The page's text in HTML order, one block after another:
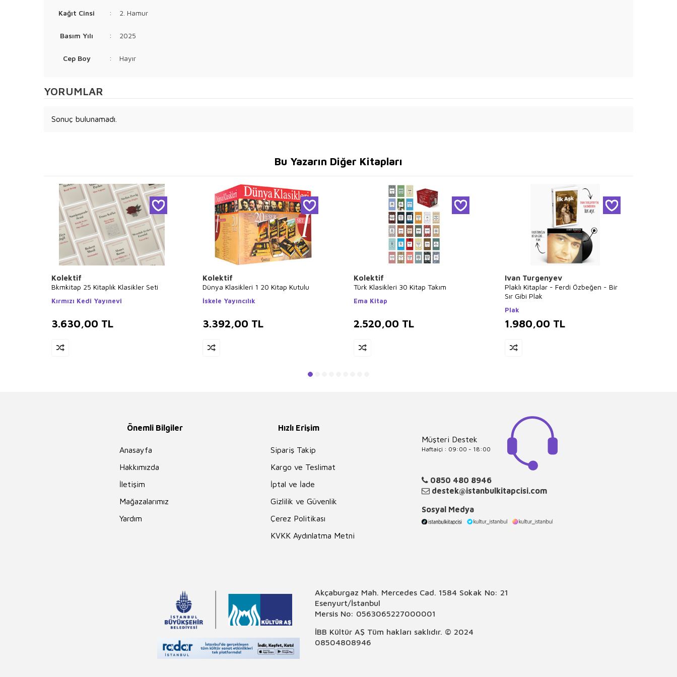
Kağıt Cinsi : 2. Hamur
Basım Yılı : 2025
Cep Boy : Hayır
YORUMLAR
Sonuç bulunamadı.
Bu Yazarın Diğer Kitapları
Kolektif
Bkmkitap 25 Kitaplık Klasikler Seti
Kırmızı Kedi Yayınevi
3.630,00 TL
Kolektif
Dünya Klasikleri 1 20 Kitap Kutulu
İskele Yayıncılık
3.392,00 TL
Kolektif
Türk Klasikleri 30 Kitap Takım
Ema Kitap
2.520,00 TL
Ivan Turgenyev
Plaklı Kitaplar - Ferdi Özbeğen - Bir
Sır Gibi Plak
Plak
1.980,00 TL
Önemli Bilgiler
Anasayfa
Hakkımızda
İletişim
Mağazalarımız
Yardım
Hızlı Erişim
Sipariş Takip
Kargo ve Teslimat
İptal ve İade
Gizlilik ve Güvenlik
Çerez Politikası
KVKK Aydınlatma Metni
Müşteri Destek
Haftaiçi : 09:00 - 18:00
0850 480 8946
destek@istanbulkitapcisi.com
Sosyal Medya
Akçaburgaz Mah. Mercedes Cad. 1584 Sokak No: 21
Esenyurt/İstanbul
Mersis No: 0563065227000001
İBB Kültür AŞ Tüm hakları saklıdır. © 2024
08504808946